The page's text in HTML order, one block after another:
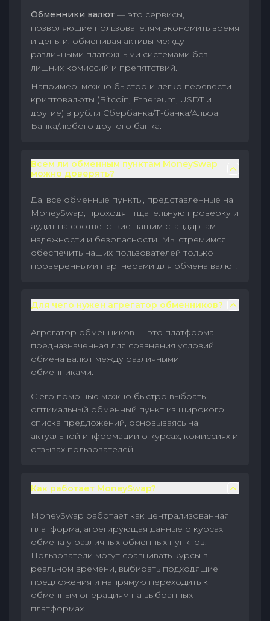
Обменники валют — это сервисы,
позволяющие пользователям экономить время
и деньги, обменивая активы между
различными платежными системами без
лишних комиссий и препятствий.
Например, можно быстро и легко перевести
криптовалюты (Bitcoin, Ethereum, USDT и
другие) в рубли Сбербанка/Т-банка/Альфа
Банка/любого другого банка.
Всем ли обменным пунктам MoneySwap
можно доверять?
Да, все обменные пункты, представленные на
MoneySwap, проходят тщательную проверку и
аудит на соответствие нашим стандартам
надежности и безопасности. Мы стремимся
обеспечить наших пользователей только
проверенными партнерами для обмена валют.
Для чего нужен агрегатор обменников?
Агрегатор обменников — это платформа,
предназначенная для сравнения условий
обмена валют между различными
обменниками.
С его помощью можно быстро выбрать
оптимальный обменный пункт из широкого
списка предложений, основываясь на
актуальной информации о курсах, комиссиях и
отзывах пользователей.
Как работает MoneySwap?
MoneySwap работает как централизованная
платформа, агрегирующая данные о курсах
обмена у различных обменных пунктов.
Пользователи могут сравнивать курсы в
реальном времени, выбирать подходящие
предложения и напрямую переходить к
обменным операциям на выбранных
платформах.